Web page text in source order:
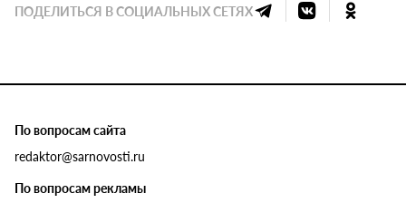
ПОДЕЛИТЬСЯ В СОЦИАЛЬНЫХ СЕТЯХ
По вопросам сайта
redaktor@sarnovosti.ru
По вопросам рекламы